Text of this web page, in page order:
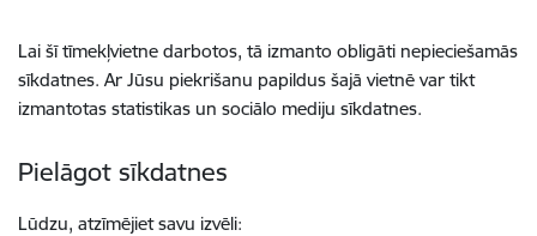
Lai šī tīmekļvietne darbotos, tā izmanto obligāti nepieciešamās
sīkdatnes. Ar Jūsu piekrišanu papildus šajā vietnē var tikt
izmantotas statistikas un sociālo mediju sīkdatnes.
Pielāgot sīkdatnes
Lūdzu, atzīmējiet savu izvēli: